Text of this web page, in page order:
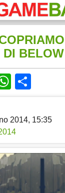
DI BELOW
2014, 15:35